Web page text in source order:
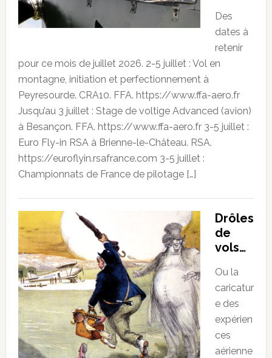
Des
dates à
retenir
pour ce mois de juillet 2026. 2-5 juillet : Vol en
montagne, initiation et perfectionnement à
Peyresourde. CRA10. FFA. https://www.ffa-aero.fr
Jusqu’au 3 juillet : Stage de voltige Advanced (avion)
à Besançon. FFA. https://www.ffa-aero.fr 3-5 juillet :
Euro Fly-in RSA à Brienne-le-Château. RSA.
https://euroflyin.rsafrance.com 3-5 juillet :
Championnats de France de pilotage […]
Drôles
de
vols…
Ou la
caricatur
e des
expérien
ces
aérienne